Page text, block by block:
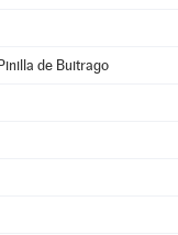
de Buitrago